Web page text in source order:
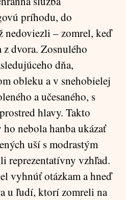
príhodu, do
nedoviezli – zomrel, keď
z dvora. Zosnulého
dňa,
obleku a v snehobielej
a učesaného, s
hlavy. Takto
nebola hanba ukázať
uší s modrastým
reprezentatívny vzhľad.
vyhnúť otázkam a hneď
u ľudí, ktorí zomreli na